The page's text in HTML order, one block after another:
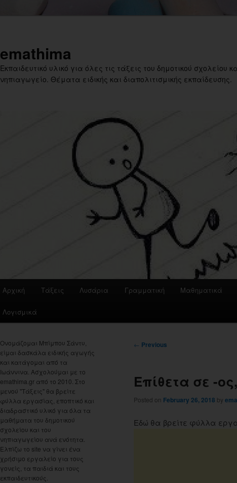
emathima
Εκπαιδευτικό υλικό για όλες τις τάξεις του δημοτικού σχολείου
νηπιαγωγείο. Θέματα ειδικής και διαπολιτισμικής εκπαίδευσης.
Αρχική Τάξεις Λυσάρια Γραμματική Μαθηματικά
Λογισμικά
Post
← Previous
Επίθετα σε -
Posted on February 26, 2018 by
Εδώ θα βρείτε φύλλα
Ονομάζομαι Μπίμπου Σάντυ,
είμαι δασκάλα ειδικής αγωγής
και κατάγομαι από τα
Ιωάννινα. Ασχολούμαι με το
emathima.gr από το 2010. Στο
μενού "Τάξεις" θα βρείτε
φύλλα εργασίας, εποπτικό και
διαδραστικό υλικό για όλα τα
μαθήματα του δημοτικού
σχολείου και του
νηπιαγωγείου ανά ενότητα.
Ελπίζω το site να γίνει ένα
χρήσιμο εργαλείο για τους
γονείς, τα παιδιά και τους
εκπαιδευτικούς.